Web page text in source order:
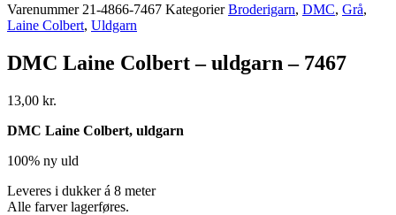
Varenummer 21-4866-7467 Kategorier Broderigarn, DMC, Grå,
Laine Colbert, Uldgarn
DMC Laine Colbert – uldgarn – 7467
13,00 kr.
DMC Laine Colbert, uldgarn
100% ny uld
Leveres i dukker á 8 meter
Alle farver lagerføres.